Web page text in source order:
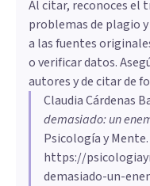
Al citar, reconoces el
problemas de plagio
a las fuentes
o verificar datos.
autores y de citar de
Claudia Cárdenas
demasiado: un
Psicología y Mente.
https://
demasiado-un-